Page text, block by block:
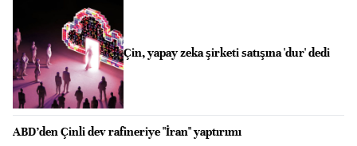
Çin, yapay zeka şirketi satışına 'dur' dedi
ABD’den Çinli dev rafineriye "İran" yaptırımı